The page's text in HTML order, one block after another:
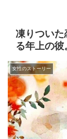
凍りつい
る年上の彼
女性のストーリー